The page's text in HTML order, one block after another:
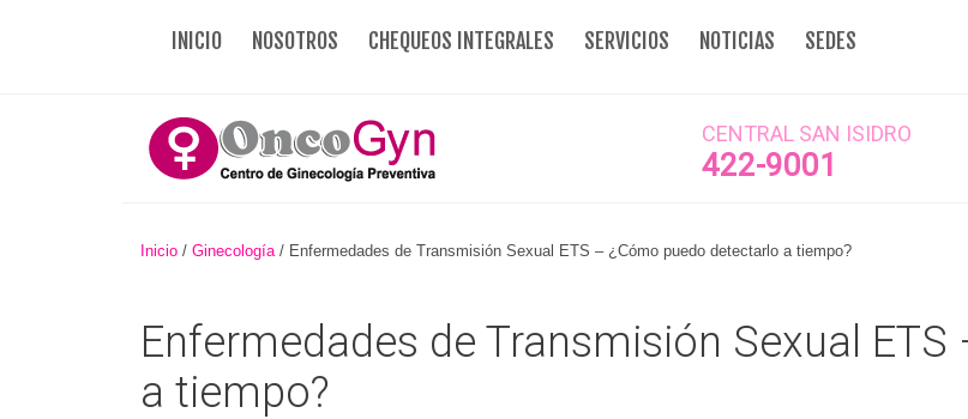
INICIO NOSOTROS CHEQUEOS INTEGRALES SERVICIOS NOTICIAS SEDES
CENTRAL SAN ISIDRO
422-9001
Inicio / Ginecología / Enfermedades de Transmisión Sexual ETS – ¿Cómo puedo detectarlo a tiempo?
Enfermedades de Transmisión Sexual
a tiempo?